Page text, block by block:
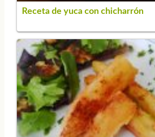
Receta de yuca con chicharrón